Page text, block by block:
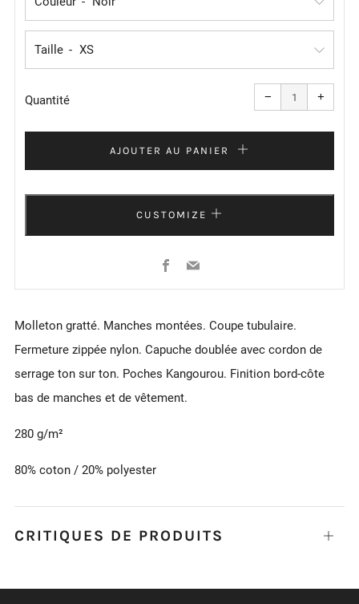
Taille
Quantité −
Réduire
quantité
l'article
de
+
l'article
de
AJOUTER AU PANIER
CUSTOMIZE
Facebook
Email
Molleton gratté. Manches montées. Coupe tubulaire.
Fermeture zippée nylon. Capuche doublée avec cordon de
serrage ton sur ton. Poches Kangourou. Finition bord-côte
bas de manches et de vêtement.
280 g/m²
80% coton / 20% polyester
CRITIQUES DE PRODUITS Ouvrir